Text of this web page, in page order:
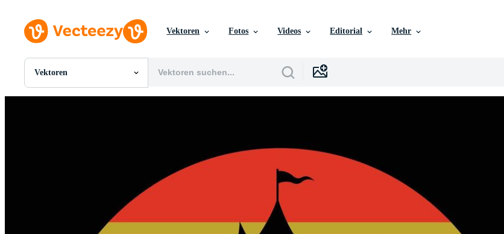
Vektoren Fotos Videos Editorial Mehr
Vektoren
Alle Bilder
Redaktionelle Ereignisse